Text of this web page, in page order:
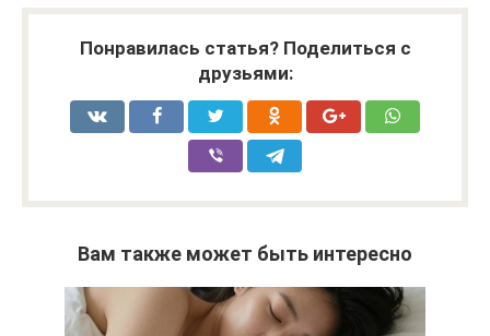
Понравилась статья? Поделиться с
друзьями:
Вам также может быть интересно